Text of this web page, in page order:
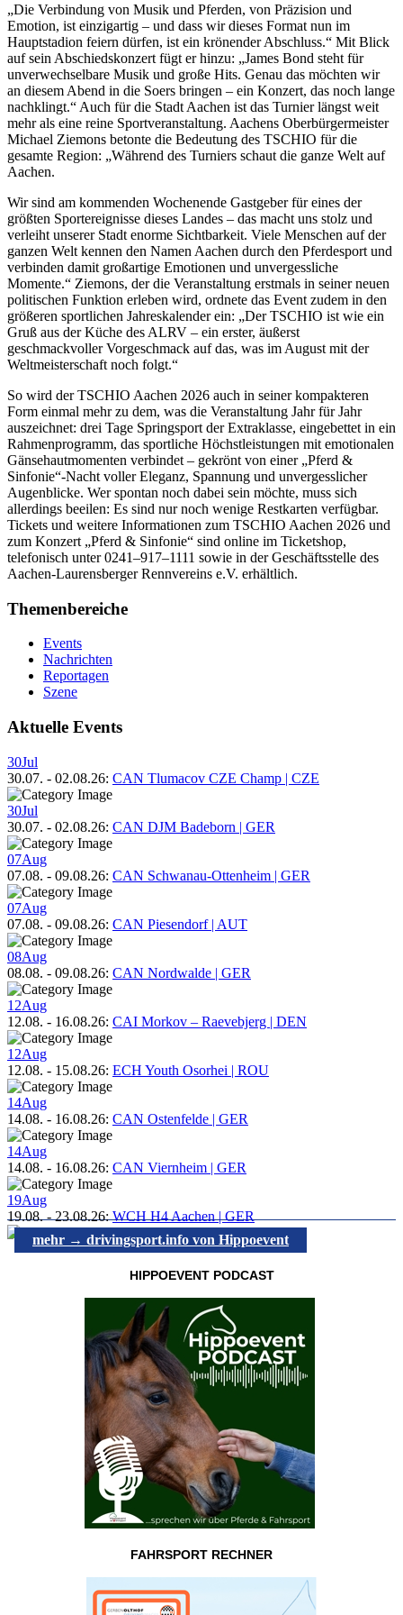
„Die Verbindung von Musik und Pferden, von Präzision und
Emotion, ist einzigartig – und dass wir dieses Format nun im
Hauptstadion feiern dürfen, ist ein krönender Abschluss.“ Mit Blick
auf sein Abschiedskonzert fügt er hinzu: „James Bond steht für
unverwechselbare Musik und große Hits. Genau das möchten wir
an diesem Abend in die Soers bringen – ein Konzert, das noch lange
nachklingt.“ Auch für die Stadt Aachen ist das Turnier längst weit
mehr als eine reine Sportveranstaltung. Aachens Oberbürgermeister
Michael Ziemons betonte die Bedeutung des TSCHIO für die
gesamte Region: „Während des Turniers schaut die ganze Welt auf
Aachen.
Wir sind am kommenden Wochenende Gastgeber für eines der
größten Sportereignisse dieses Landes – das macht uns stolz und
verleiht unserer Stadt enorme Sichtbarkeit. Viele Menschen auf der
ganzen Welt kennen den Namen Aachen durch den Pferdesport und
verbinden damit großartige Emotionen und unvergessliche
Momente.“ Ziemons, der die Veranstaltung erstmals in seiner neuen
politischen Funktion erleben wird, ordnete das Event zudem in den
größeren sportlichen Jahreskalender ein: „Der TSCHIO ist wie ein
Gruß aus der Küche des ALRV – ein erster, äußerst
geschmackvoller Vorgeschmack auf das, was im August mit der
Weltmeisterschaft noch folgt.“
So wird der TSCHIO Aachen 2026 auch in seiner kompakteren
Form einmal mehr zu dem, was die Veranstaltung Jahr für Jahr
auszeichnet: drei Tage Springsport der Extraklasse, eingebettet in ein
Rahmenprogramm, das sportliche Höchstleistungen mit emotionalen
Gänsehautmomenten verbindet – gekrönt von einer „Pferd &
Sinfonie“-Nacht voller Eleganz, Spannung und unvergesslicher
Augenblicke. Wer spontan noch dabei sein möchte, muss sich
allerdings beeilen: Es sind nur noch wenige Restkarten verfügbar.
Tickets und weitere Informationen zum TSCHIO Aachen 2026 und
zum Konzert „Pferd & Sinfonie“ sind online im Ticketshop,
telefonisch unter 0241–917–1111 sowie in der Geschäftsstelle des
Aachen-Laurensberger Rennvereins e.V. erhältlich.
Themenbereiche
Events
Nachrichten
Reportagen
Szene
Aktuelle Events
30Jul
30.07. - 02.08.26: CAN Tlumacov CZE Champ | CZE
30Jul
30.07. - 02.08.26: CAN DJM Badeborn | GER
07Aug
07.08. - 09.08.26: CAN Schwanau-Ottenheim | GER
07Aug
07.08. - 09.08.26: CAN Piesendorf | AUT
08Aug
08.08. - 09.08.26: CAN Nordwalde | GER
12Aug
12.08. - 16.08.26: CAI Morkov – Raevebjerg | DEN
12Aug
12.08. - 15.08.26: ECH Youth Osorhei | ROU
14Aug
14.08. - 16.08.26: CAN Ostenfelde | GER
14Aug
14.08. - 16.08.26: CAN Viernheim | GER
19Aug
19.08.-23.08.26:WCH H4 Aachen | GER
mehr → drivingsport.info von Hippoevent
HIPPOEVENT PODCAST
FAHRSPORT RECHNER